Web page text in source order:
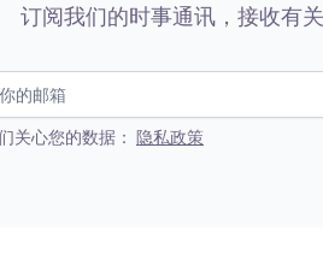
订阅我们的时事通讯，接收有
关心您的数据： 隐私政策